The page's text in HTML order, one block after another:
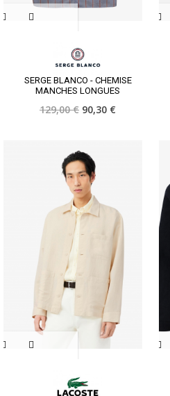
SERGE BLANCO - CHEMISE
MANCHES LONGUES
129,00 € 90,30 €